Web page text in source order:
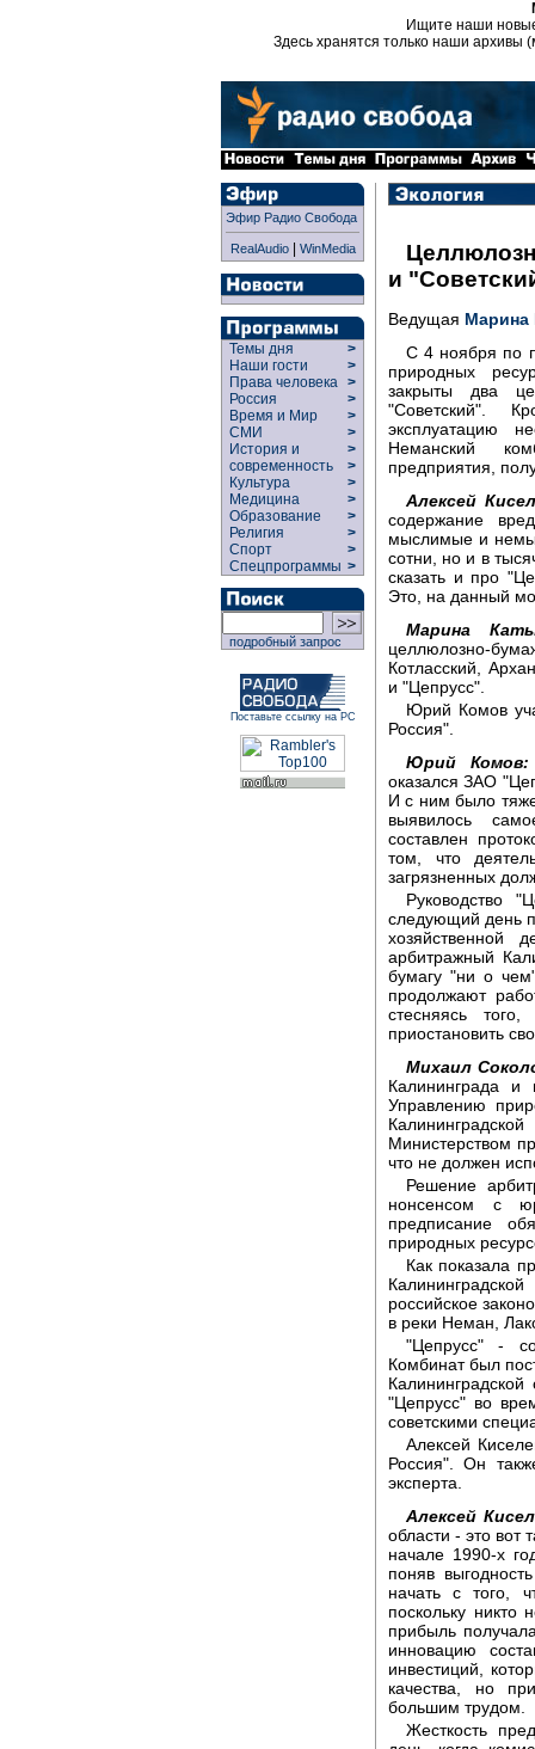
Ищите наши
Здесь хранятся только наши архивы
Эфир Радио Свобода
RealAudio| WinMedia
Темы дня
>
Наши гости
>
Права человека >
Россия
>
Время и Мир
>
СМИ
>
История и
современность
>
>
Культура
>
Медицина
>
Образование
>
Религия
>
Спорт
>
Спецпрограммы >
подробный запрос
Поставьте ссылку на РС
и
Ведущая Марина
С 4 ноября по
природных
закрыты два
"Советский".
эксплуатацию
Неманский
предприятия,
Алексей
содержание
мыслимые и
сотни, но и в
сказать и про
Это, на данный
Марина
целлюлозно-
Котласский,
и "Цепрусс".
Юрий Комов
Россия".
Юрий Комов:
оказался ЗАО
И с ним было
выявилось
составлен
том, что
загрязненных
Руководство
следующий день
хозяйственной
арбитражный
бумагу "ни о
продолжают
стесняясь
приостановить
Михаил
Калининграда
Управлению
Министерством
что не должен
Решение
нонсенсом с
предписание
природных
Как показала
российское
в реки Неман,
"Цепрусс" -
Комбинат был
"Цепрусс" во
советскими
Алексей
Россия". Он
эксперта.
Алексей
области - это вот
начале 1990-х
поняв
начать с того,
поскольку
прибыль
инновацию
инвестиций,
качества, но
большим трудом.
Жесткость